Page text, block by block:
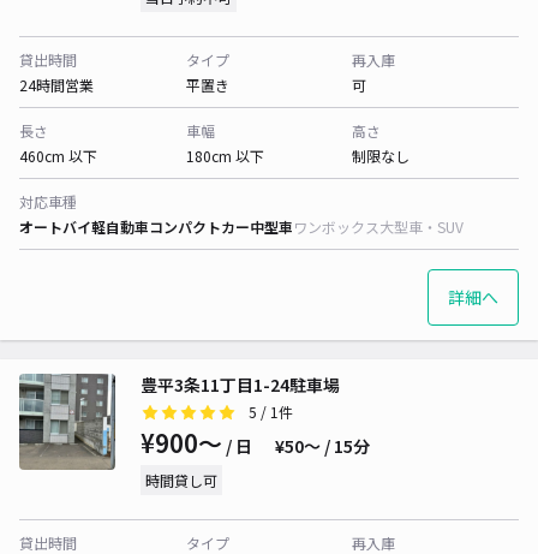
貸出時間
24時間営業
タイプ
平置き
再入庫
可
長さ
460cm 以下
車幅
180cm 以下
高さ
制限なし
対応車種
オートバイ軽自動車コンパクトカー中型車ワンボックス大型車・SUV
詳細へ
豊平3条11丁目1-24駐車場
5 / 1件
¥900〜 / 日 ¥50〜 / 15分
時間貸し可
貸出時間
タイプ
再入庫